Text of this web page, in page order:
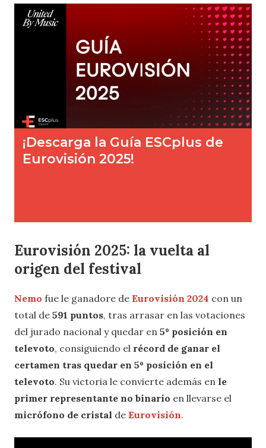
Eurovisión 2025: la vuelta al
origen del festival
Nemo fue le ganadore de Eurovisión 2024 con un
total de 591 puntos, tras arrasar en las votaciones
del jurado nacional y quedar en 5º posición en
televoto, consiguiendo el récord de ganar el
certamen tras quedar en 5º posición en el
televoto. Su victoria le convierte además en le
primer representante no binario en llevarse el
micrófono de cristal de Eurovisión.